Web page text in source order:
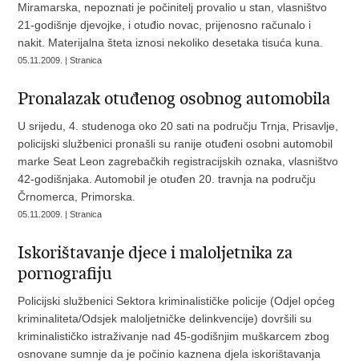
Miramarska, nepoznati je počinitelj provalio u stan, vlasništvo
21-godišnje djevojke, i otuđio novac, prijenosno računalo i
nakit. Materijalna šteta iznosi nekoliko desetaka tisuća kuna.
05.11.2009. | Stranica
Pronalazak otuđenog osobnog automobila
U srijedu, 4. studenoga oko 20 sati na području Trnja, Prisavlje,
policijski službenici pronašli su ranije otuđeni osobni automobil
marke Seat Leon zagrebačkih registracijskih oznaka, vlasništvo
42-godišnjaka. Automobil je otuđen 20. travnja na području
Črnomerca, Primorska.
05.11.2009. | Stranica
Iskorištavanje djece i maloljetnika za
pornografiju
Policijski službenici Sektora kriminalističke policije (Odjel općeg
kriminaliteta/Odsjek maloljetničke delinkvencije) dovršili su
kriminalističko istraživanje nad 45-godišnjim muškarcem zbog
osnovane sumnje da je počinio kaznena djela iskorištavanja